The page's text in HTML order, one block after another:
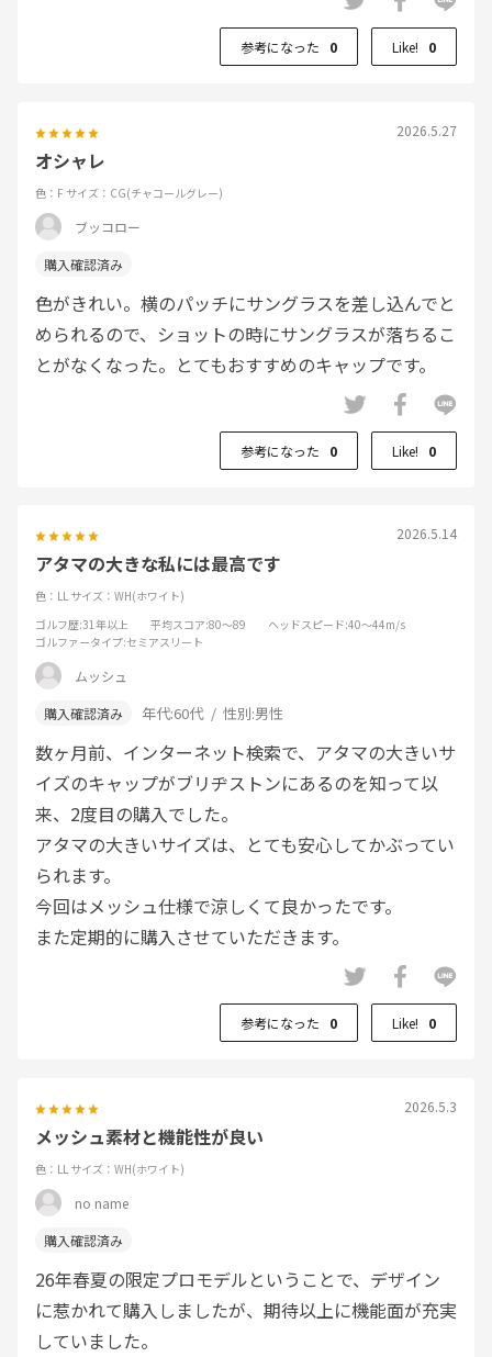
参考になった 0 Like! 0
2026.5.27
オシャレ
色：F サイズ：CG(チャコールグレー)
ブッコロー
色がきれい。横のパッチにサングラスを差し込んでと
められるので、ショットの時にサングラスが落ちるこ
とがなくなった。とてもおすすめのキャップです。
参考になった 0 Like! 0
2026.5.14
アタマの大きな私には最高です
色：LL サイズ：WH(ホワイト)
ゴルフ歴:31年以上 平均スコア:80～89 ヘッドスピード:40～44m/s
ゴルファータイプ:セミアスリート
ムッシュ
年代:60代 性別:男性
数ヶ月前、インターネット検索で、アタマの大きいサ
イズのキャップがブリヂストンにあるのを知って以
来、2度目の購入でした。
アタマの大きいサイズは、とても安心してかぶってい
られます。
今回はメッシュ仕様で涼しくて良かったです。
また定期的に購入させていただきます。
参考になった 0 Like! 0
2026.5.3
メッシュ素材と機能性が良い
色：LL サイズ：WH(ホワイト)
no name
26年春夏の限定プロモデルということで、デザイン
に惹かれて購入しましたが、期待以上に機能面が充実
していました。